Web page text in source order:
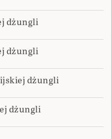
dżungli
dżungli
dżungli
dżungli